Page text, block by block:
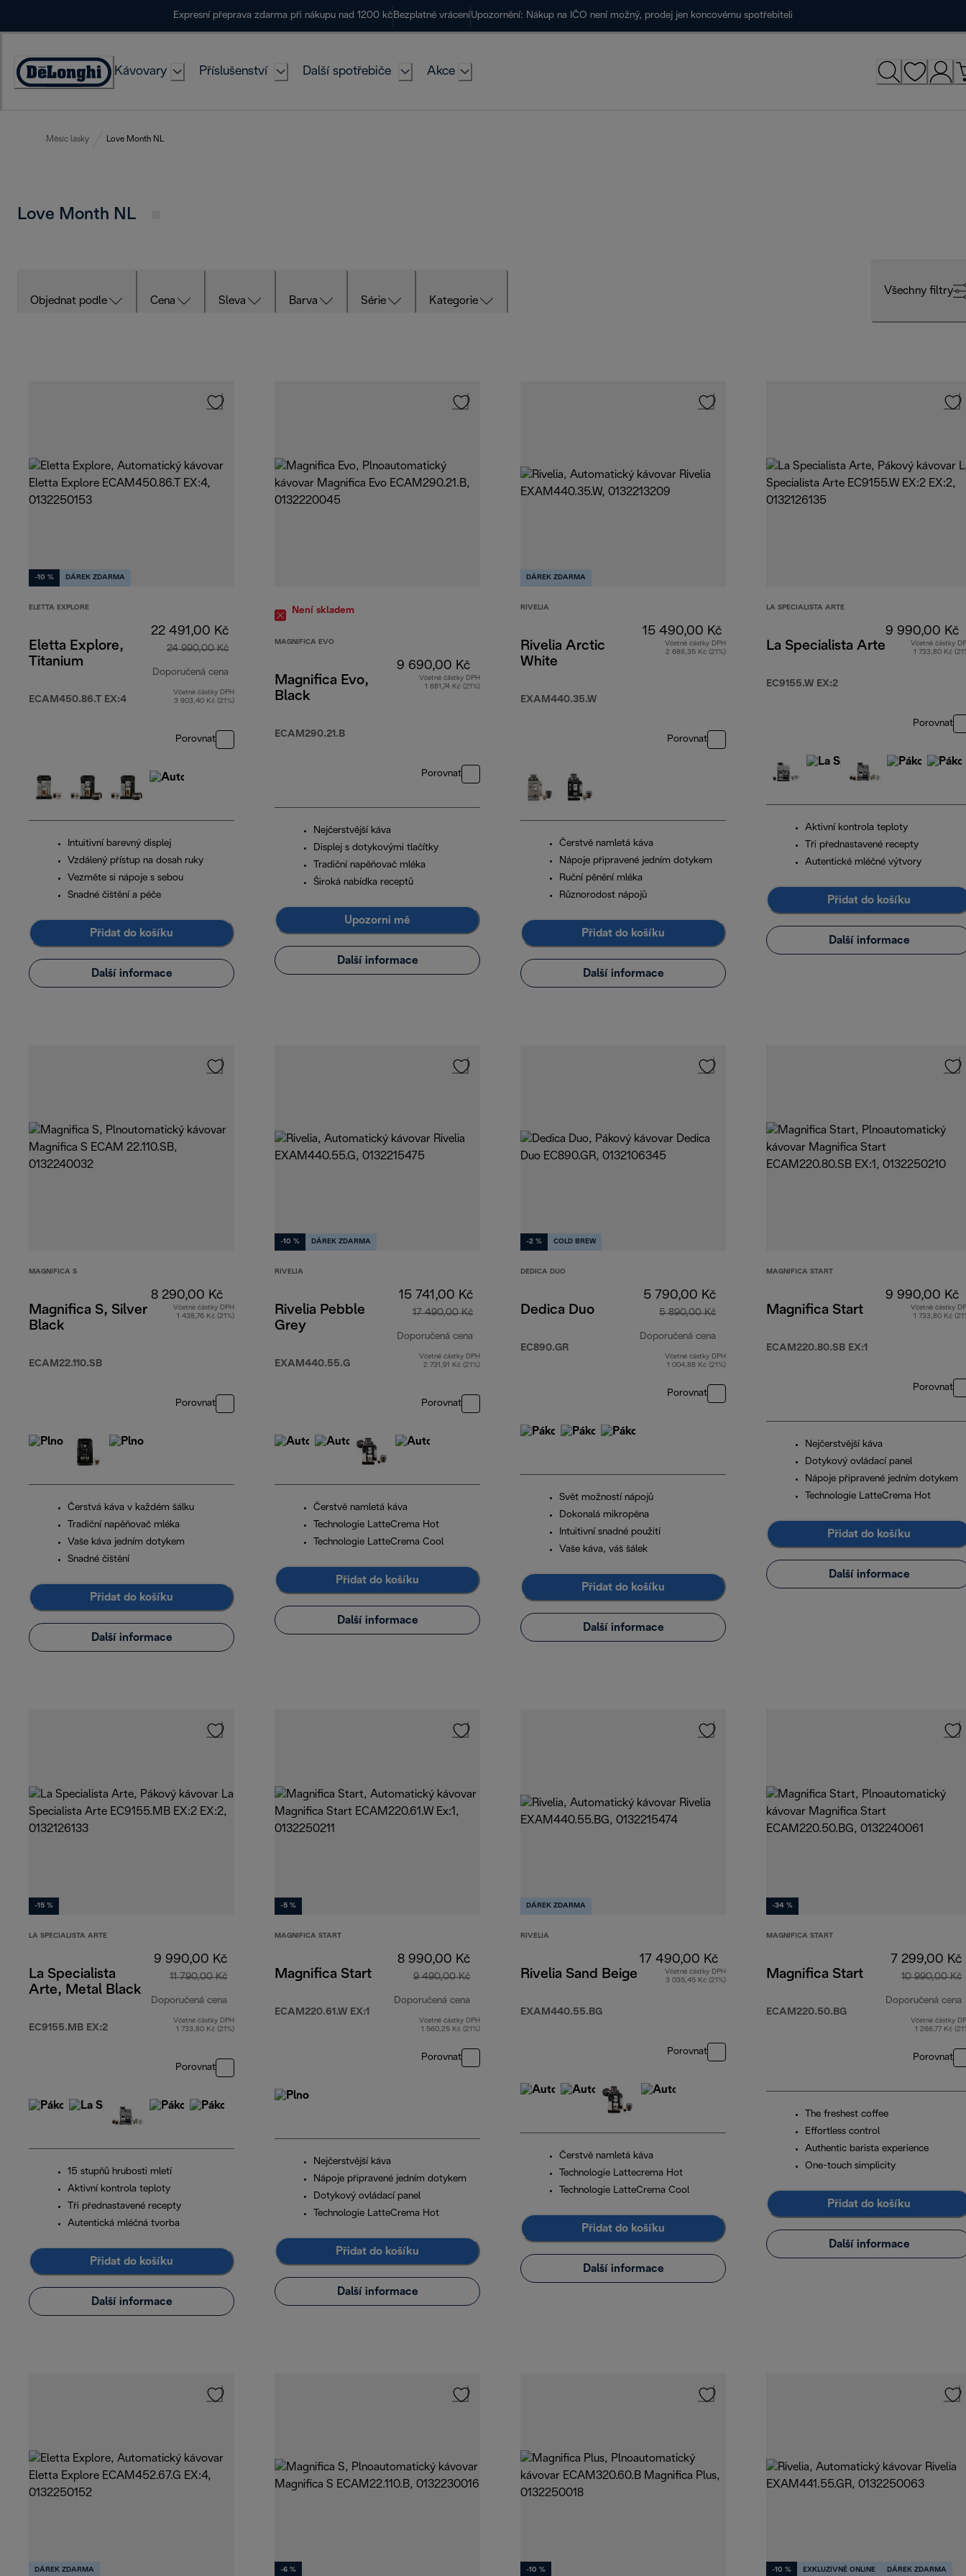
Expresní přeprava zdarma při nákupu nad 1200 kč Bezplatné vráceníUpozornění: Nákup na IČO není možný, prodej jen koncovému spotřebiteli
Accessibility
Kávovary Příslušenství Další spotřebiče Akce
Měsíc lásky Love Month NL
Love Month NL
Objednat podle Cena Sleva Barva Série Kategorie
Všechny filtry
-10 % DÁREK ZDARMA
ELETTA EXPLORE
Eletta Explore,
Titanium
ECAM450.86.T EX:4
22 491,00 Kč
24 990,00 Kč
Doporučená cena
původní cena 24 990,00 Kč
Včetně částky DPH
3 903,40 Kč (21%)
Porovnat
Intuitivní barevný displej
Vzdálený přístup na dosah ruky
Vezměte si nápoje s sebou
Snadné čištění a péče
Přidat do košíku
Další informace
Není skladem
MAGNIFICA EVO
Magnifica Evo,
Black
ECAM290.21.B
9 690,00 Kč
Včetně částky DPH
1 681,74 Kč (21%)
Porovnat
Nejčerstvější káva
Displej s dotykovými tlačítky
Tradiční napěňovač mléka
Široká nabídka receptů
Upozorni mě
Další informace
DÁREK ZDARMA
RIVELIA
Rivelia Arctic
White
EXAM440.35.W
15 490,00 Kč
Včetně částky DPH
2 688,35 Kč (21%)
Porovnat
Čerstvě namletá káva
Nápoje připravené jedním dotykem
Ruční pěnění mléka
Různorodost nápojů
Přidat do košíku
Další informace
LA SPECIALISTA ARTE
La Specialista Arte
EC9155.W EX:2
9 990,00 Kč
Včetně částky
1 733,80 Kč
Porovnat
Aktivní kontrola teploty
Tři přednastavené recepty
Autentické mléčné výtvory
Přidat do košíku
Další informace
MAGNIFICA S
Magnifica S, Silver
Black
ECAM22.110.SB
8 290,00 Kč
Včetně částky DPH
1 438,76 Kč (21%)
Porovnat
Čerstvá káva v každém šálku
Tradiční napěňovač mléka
Vaše káva jedním dotykem
Snadné čištění
Přidat do košíku
Další informace
-10 % DÁREK ZDARMA
RIVELIA
Rivelia Pebble
Grey
EXAM440.55.G
15 741,00 Kč
17 490,00 Kč
Doporučená cena
původní cena 17 490,00 Kč
Včetně částky DPH
2 731,91 Kč (21%)
Porovnat
Čerstvě namletá káva
Technologie LatteCrema Hot
Technologie LatteCrema Cool
Přidat do košíku
Další informace
-2 % COLD BREW
DEDICA DUO
Dedica Duo
EC890.GR
5 790,00 Kč
5 890,00 Kč
Doporučená cena
původní cena 5 890,00 Kč
Včetně částky DPH
1 004,88 Kč (21%)
Porovnat
Svět možností nápojů
Dokonalá mikropěna
Intuitivní snadné použití
Vaše káva, váš šálek
Přidat do košíku
Další informace
MAGNIFICA START
Magnifica Start
ECAM220.80.SB EX:1
9 990,00 Kč
Včetně částky
1 733,80 Kč
Porovnat
Nejčerstvější káva
Dotykový ovládací panel
Nápoje připravené jedním dotykem
Technologie LatteCrema Hot
Přidat do košíku
Další informace
-15 %
LA SPECIALISTA ARTE
La Specialista
Arte, Metal Black
EC9155.MB EX:2
9 990,00 Kč
11 790,00 Kč
Doporučená cena
původní cena 11 790,00 Kč
Včetně částky DPH
1 733,80 Kč (21%)
Porovnat
15 stupňů hrubosti mletí
Aktivní kontrola teploty
Tři přednastavené recepty
Autentická mléčná tvorba
Přidat do košíku
Další informace
-5 %
MAGNIFICA START
Magnifica Start
ECAM220.61.W EX:1
8 990,00 Kč
9 490,00 Kč
Doporučená cena
původní cena 9 490,00 Kč
Včetně částky DPH
1 560,25 Kč (21%)
Porovnat
Nejčerstvější káva
Nápoje připravené jedním dotykem
Dotykový ovládací panel
Technologie LatteCrema Hot
Přidat do košíku
Další informace
DÁREK ZDARMA
RIVELIA
Rivelia Sand Beige
EXAM440.55.BG
17 490,00 Kč
Včetně částky DPH
3 035,45 Kč (21%)
Porovnat
Čerstvě namletá káva
Technologie Lattecrema Hot
Technologie LatteCrema Cool
Přidat do košíku
Další informace
-34 %
MAGNIFICA START
Magnifica Start
ECAM220.50.BG
7 299,00 Kč
10 990,00 Kč
Doporučená cena
Včetně částky
1 266,77 Kč
Porovnat
The freshest coffee
Effortless control
Authentic barista experience
One-touch simplicity
Přidat do košíku
Další informace
DÁREK ZDARMA -6 % -10 % -10 % EXKLUZIVNĚ ONLINE DÁREK ZDARMA